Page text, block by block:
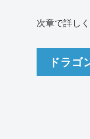
次章で詳し
ドラゴ